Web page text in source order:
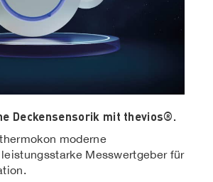
Deckensensorik mit thevios®.
moderne
Messwertgeber für